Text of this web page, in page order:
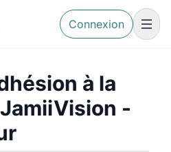
Connexion
à la
-